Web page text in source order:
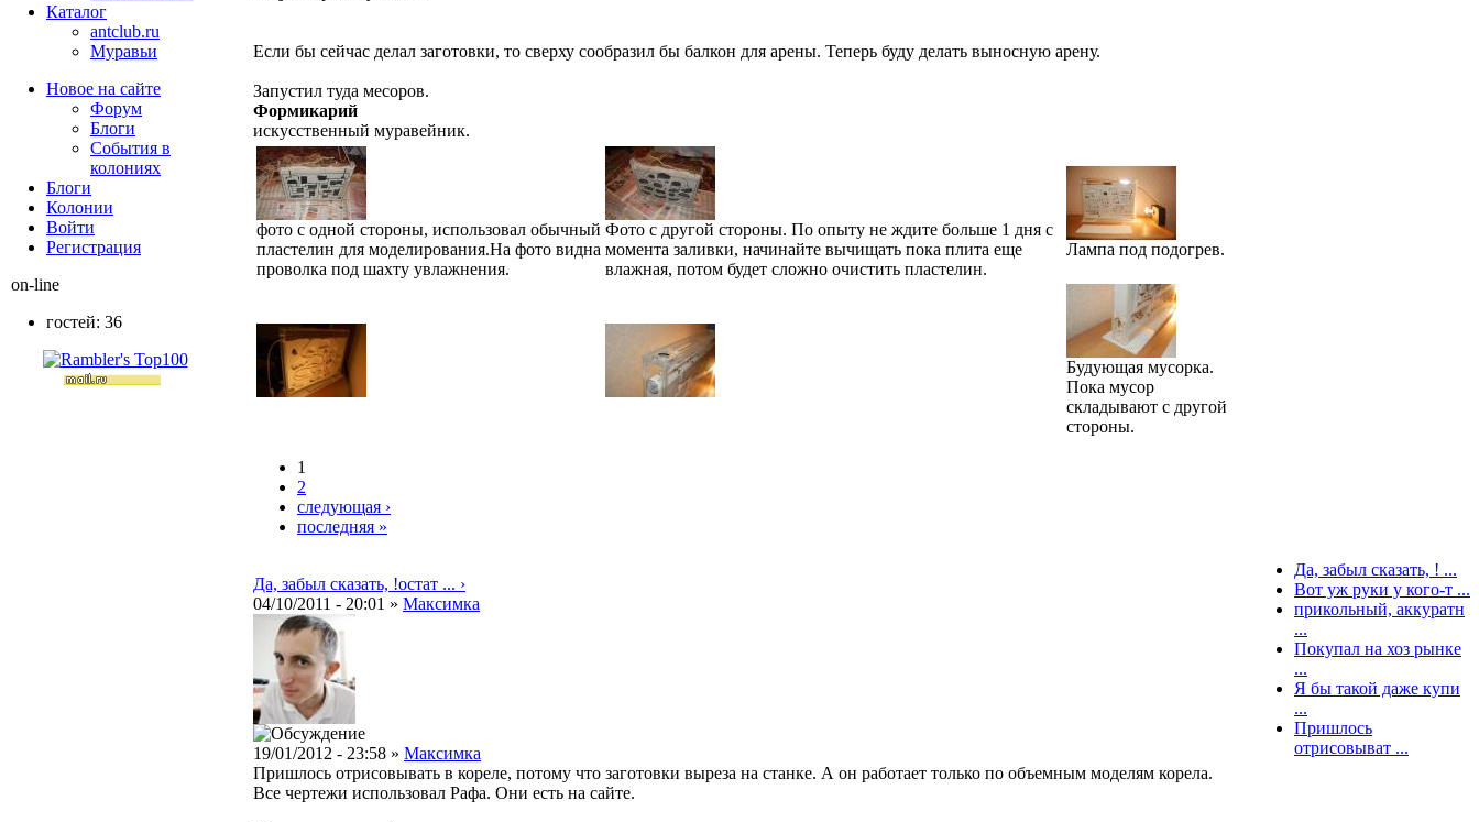
Если бы сейчас делал заготовки, то сверху сообразил бы балкон для арены. Теперь буду делать выносную арену.
Запустил туда месоров.
Формикарий
искусственный муравейник.
фото с одной стороны, использовал обычный
пластелин для моделирования.На фото видна
проволка под шахту увлажнения.
Фото с другой стороны. По опыту не ждите больше 1 дня с
момента заливки, начинайте вычищать пока плита еще
влажная, потом будет сложно очистить пластелин.
Лампа под подогрев.
Будующая мусорка.
Пока мусор
складывают с другой
стороны.
1
2
следующая ›
последняя »
Да, забыл сказать, !остат ... ›
04/10/2011 - 20:01 » Максимка
19/01/2012 - 23:58 » Максимка
Пришлось отрисовывать в кореле, потому что заготовки выреза на станке. А он работает только по объемным моделям корела.
Все чертежи использовал Рафа. Они есть на сайте.
Каталог
antclub.ru
Муравьи
Новое на сайте
Форум
Блоги
События в
колониях
Блоги
Колонии
Войти
Peгиcтpaция
on-line
гостей: 36
Да, забыл сказать, ! ...
Вот уж руки у кого-т ...
прикольный, аккуратн
...
Покупал на хоз рынке
...
Я бы такой даже купи
...
Пришлось
отрисовыват ...